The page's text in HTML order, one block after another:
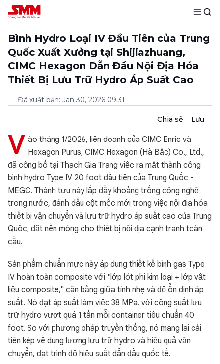
Bình Hydro Loại IV Đầu Tiên của Trung
Quốc Xuất Xưởng tại Shijiazhuang,
CIMC Hexagon Dẫn Đầu Nội Địa Hóa
Thiết Bị Lưu Trữ Hydro Áp Suất Cao
Đã xuất bản: Jan 30, 2026 09:31
Chia sẻ Lưu
V ào tháng 1/2026, liên doanh của CIMC Enric và
Hexagon Purus, CIMC Hexagon (Hà Bắc) Co., Ltd.,
đã công bố tại Thạch Gia Trang việc ra mắt thành công
bình hydro Type IV 20 foot đầu tiên của Trung Quốc -
MEGC. Thành tựu này lấp đầy khoảng trống công nghệ
trong nước, đánh dấu cột mốc mới trong việc nội địa hóa
thiết bị vận chuyển và lưu trữ hydro áp suất cao của Trung
Quốc, đặt nền móng cho thiết bị nội địa cạnh tranh toàn
cầu.
Sản phẩm chuẩn mực này áp dụng thiết kế bình gas Type
IV hoàn toàn composite với "lớp lót phi kim loại + lớp vật
liệu composite," cân bằng giữa tính nhẹ và độ ổn định áp
suất. Nó đạt áp suất làm việc 38 MPa, với công suất lưu
trữ hydro vượt quá 1 tấn mỗi container tiêu chuẩn 40
foot. So với phương pháp truyền thống, nó mang lại cải
tiến kép về dung lượng lưu trữ hydro và hiệu quả vận
chuyển, đạt trình độ hiệu suất dẫn đầu quốc tế.